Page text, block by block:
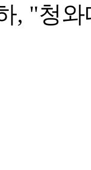
, "청